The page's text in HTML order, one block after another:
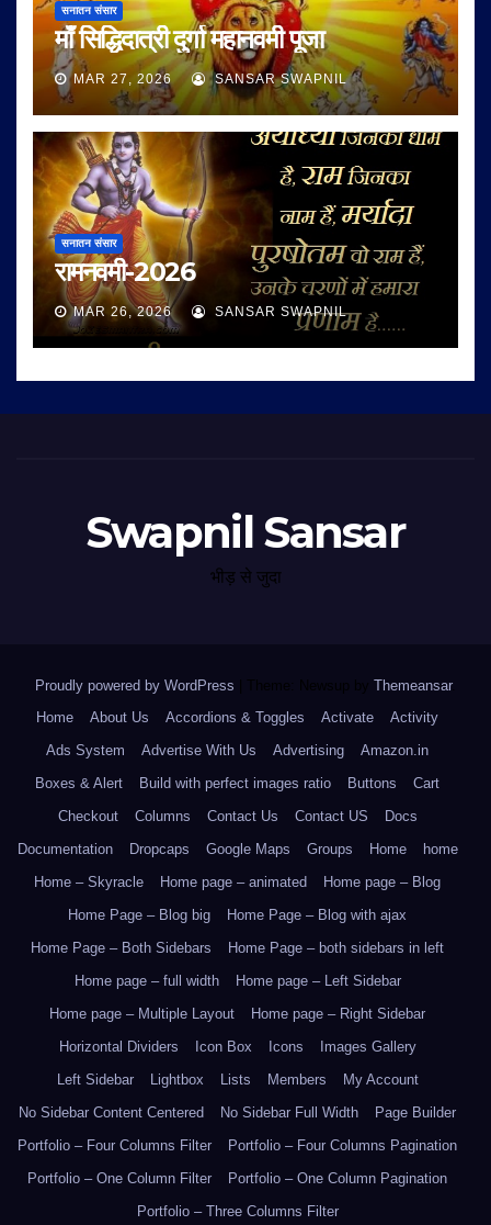
सनातन संसार
माँ सिद्धिदात्री दुर्गा महानवमी पूजा
MAR 27, 2026 SANSAR SWAPNIL
सनातन संसार
रामनवमी-2026
MAR 26, 2026 SANSAR SWAPNIL
Swapnil Sansar
भीड़ से जुदा
Proudly powered by WordPress Theme: Newsup by Themeansar.
Home
About Us Accordions & Toggles Activate
Activity
Ads System
Advertise With Us Advertising
Amazon.in
Boxes & Alert
Build with perfect images ratio Buttons
Cart
Checkout
Columns Contact Us Contact US
Docs
Documentation
Dropcaps Google Maps Groups Home
home
Home – Skyracle
Home page – animated
Home page – Blog
Home Page – Blog big
Home Page – Blog with ajax
Home Page – Both Sidebars
Home Page – both sidebars in left
Home page – full width
Home page – Left Sidebar
Home page – Multiple Layout
Home page – Right Sidebar
Horizontal Dividers
Icon Box Icons
Images Gallery
Left Sidebar
Lightbox Lists Members
My Account
No Sidebar Content Centered
No Sidebar Full Width
Page Builder
Portfolio – Four Columns Filter
Portfolio – Four Columns Pagination
Portfolio – One Column Filter
Portfolio – One Column Pagination
Portfolio – Three Columns Filter